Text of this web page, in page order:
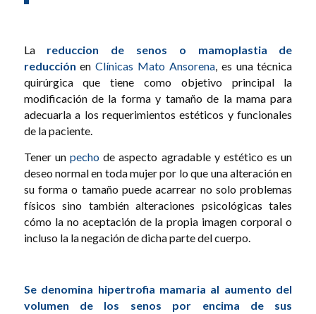
Lareduccion de senos o mamoplastia de
reducción enClínicas Mato Ansorena, es una técnica
quirúrgica que tiene como objetivo principal la
modificación de la forma y tamaño de la mama para
adecuarla a los requerimientos estéticos y funcionales
de la paciente.
Tener un pecho de aspecto agradable y estético es un
deseo normal en toda mujer por lo que una alteración en
su forma o tamaño puede acarrear no solo problemas
físicos sino también alteraciones psicológicas tales
cómo la no aceptación de la propia imagen corporal o
incluso la la negación de dicha parte del cuerpo.
Se denomina hipertrofia mamaria al aumento del
volumen de los senos por encima de sus